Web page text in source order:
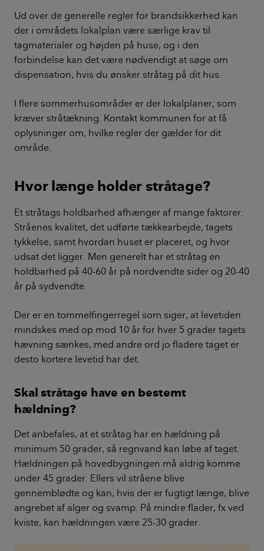
Ud over de generelle regler for brandsikkerhed kan
der i områdets lokalplan være særlige krav til
tagmaterialer og højden på huse, og i den
forbindelse kan det være nødvendigt at søge om
dispensation, hvis du ønsker stråtag på dit hus.
I flere sommerhusområder er der lokalplaner, som
kræver stråtækning. Kontakt kommunen for at få
oplysninger om, hvilke regler der gælder for dit
område.
Hvor længe holder stråtage?
Et stråtags holdbarhed afhænger af mange faktorer:
Stråenes kvalitet, det udførte tækkearbejde, tagets
tykkelse, samt hvordan huset er placeret, og hvor
udsat det ligger. Men generelt har et stråtag en
holdbarhed på 40-60 år på nordvendte sider og 20-40
år på sydvendte.
Der er en tommelfingerregel som siger, at levetiden
mindskes med op mod 10 år for hver 5 grader tagets
hævning sænkes, med andre ord jo fladere taget er
desto kortere levetid har det.
Skal stråtage have en bestemt
hældning?
Det anbefales, at et stråtag har en hældning på
minimum 50 grader, så regnvand kan løbe af taget.
Hældningen på hovedbygningen må aldrig komme
under 45 grader. Ellers vil stråene blive
gennemblødte og kan, hvis der er fugtigt længe, blive
angrebet af alger og svamp. På mindre flader, fx ved
kviste, kan hældningen være 25-30 grader.